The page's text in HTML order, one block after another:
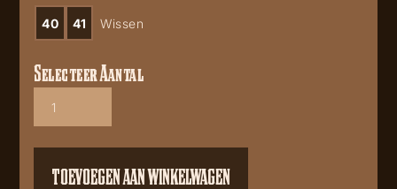
40 41 Wissen
Mayura
2666
Selecteer Aantal
TOEVOEGEN AAN WINKELWAGEN